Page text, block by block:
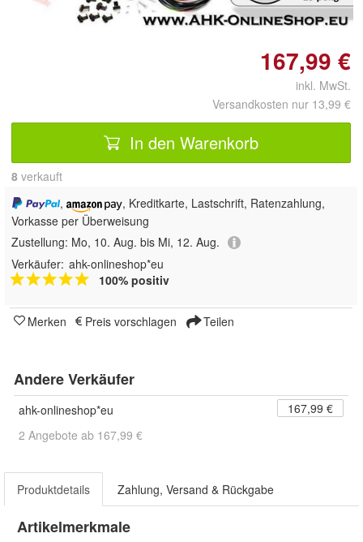
167,99 €
inkl. MwSt.
Versandkosten nur 13,99 €
In den Warenkorb
8 verkauft
,
, Kreditkarte, Lastschrift, Ratenzahlung,
Vorkasse per Überweisung
Zustellung: Mo, 10. Aug. bis Mi, 12. Aug.
Verkäufer: ahk-onlineshop*eu
100% positiv
Merken Preis vorschlagen Teilen
Andere Verkäufer
ahk-onlineshop*eu
167,99 €
2 Angebote ab 167,99 €
Produktdetails Zahlung, Versand & Rückgabe
Artikelmerkmale